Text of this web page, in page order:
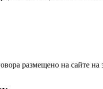
размещено на сайте